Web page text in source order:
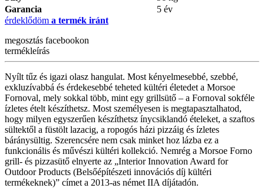
Garancia
5 év
érdeklődöm a termék iránt
megosztás facebookon
termékleírás
Nyílt tűz és igazi olasz hangulat. Most kényelmesebbé, szebbé,
exkluzívabbá és érdekesebbé teheted kültéri életedet a Morsoe
Fornoval, mely sokkal több, mint egy grillsütő – a Fornoval sokféle
ízletes ételt készíthetsz. Most személyesen is megtapasztalhatod,
hogy milyen egyszerűen készíthetsz ínycsiklandó ételeket, a szaftos
sültektől a füstölt lazacig, a ropogós házi pizzáig és ízletes
báránysültig. Szerencsére nem csak minket hoz lázba ez a
funkcionális és művészi kültéri kollekció. Nemrég a Morsoe Forno
grill- és pizzasütő elnyerte az „Interior Innovation Award for
Outdoor Products (Belsőépítészeti innovációs díj kültéri
termékeknek)” címet a 2013-as német IIA díjátadón.